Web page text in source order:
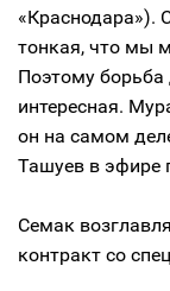
«Краснодара»).
тонкая, что мы
Поэтому борьба
интересная.
он на самом
Ташуев в эфире
Семак
контракт со